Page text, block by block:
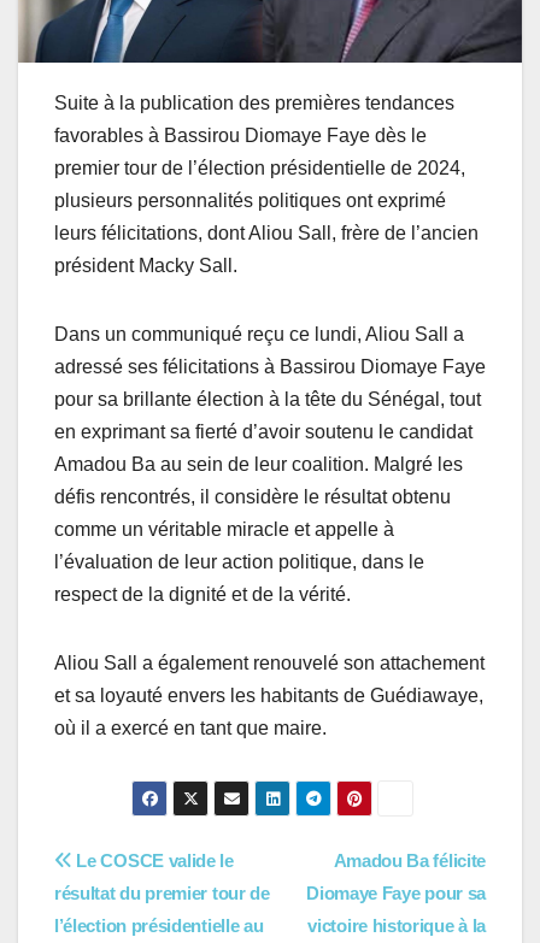
Suite à la publication des premières tendances
favorables à Bassirou Diomaye Faye dès le
premier tour de l’élection présidentielle de 2024,
plusieurs personnalités politiques ont exprimé
leurs félicitations, dont Aliou Sall, frère de l’ancien
président Macky Sall.
Dans un communiqué reçu ce lundi, Aliou Sall a
adressé ses félicitations à Bassirou Diomaye Faye
pour sa brillante élection à la tête du Sénégal, tout
en exprimant sa fierté d’avoir soutenu le candidat
Amadou Ba au sein de leur coalition. Malgré les
défis rencontrés, il considère le résultat obtenu
comme un véritable miracle et appelle à
l’évaluation de leur action politique, dans le
respect de la dignité et de la vérité.
Aliou Sall a également renouvelé son attachement
et sa loyauté envers les habitants de Guédiawaye,
où il a exercé en tant que maire.
Navigation
de
Amadou Ba félicite
Diomaye Faye pour sa
victoire historique à la
Le COSCE valide le
résultat du premier tour de
l’élection présidentielle au